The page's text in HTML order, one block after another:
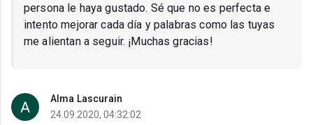
persona le haya gustado. Sé que no es perfecta e
intento mejorar cada día y palabras como las tuyas
me alientan a seguir. ¡Muchas gracias!
Alma Lascurain
24.09.2020, 04:32:02